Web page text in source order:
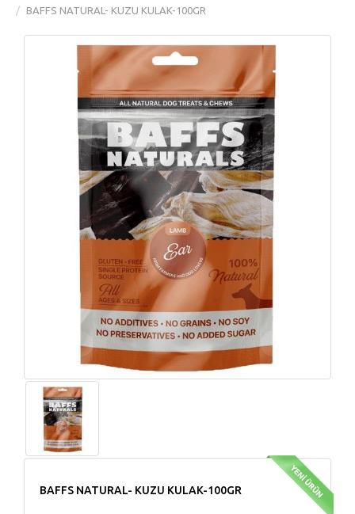
BAFFS NATURAL- KUZU KULAK-100GR
BAFFS NATURAL- KUZU KULAK-100GR